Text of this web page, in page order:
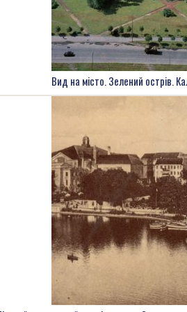
Вид на місто. Зелений острів.